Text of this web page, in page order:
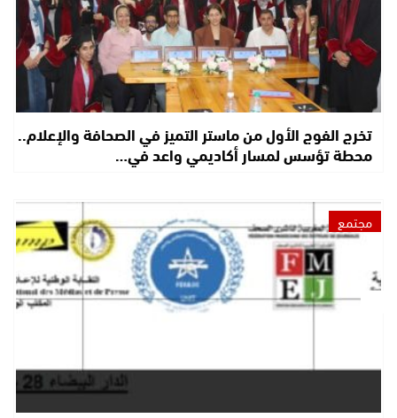
تخرج الفوج الأول من ماستر التميز في الصحافة والإعلام..
محطة تؤسس لمسار أكاديمي واعد في…
مجتمع